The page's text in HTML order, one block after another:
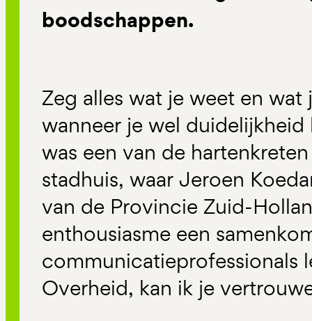
boodschappen.
Zeg alles wat je weet en wat
wanneer je wel duidelijkheid
was een van de
stadhuis, waar Jeroen
van de Provincie Zuid-
enthousiasme een
communicatieprofessionals
Overheid, kan ik je